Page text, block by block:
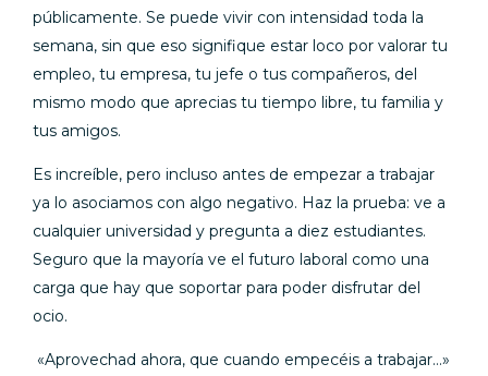
públicamente. Se puede vivir con intensidad toda la
semana, sin que eso signifique estar loco por valorar tu
empleo, tu empresa, tu jefe o tus compañeros, del
mismo modo que aprecias tu tiempo libre, tu familia y
tus amigos.
Es increíble, pero incluso antes de empezar a trabajar
ya lo asociamos con algo negativo. Haz la prueba: ve a
cualquier universidad y pregunta a diez estudiantes.
Seguro que la mayoría ve el futuro laboral como una
carga que hay que soportar para poder disfrutar del
ocio.
«Aprovechad ahora, que cuando empecéis a trabajar…»